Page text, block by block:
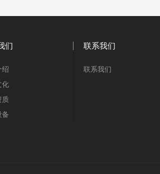
们
绍
化
质
备
联系我们
联系我们